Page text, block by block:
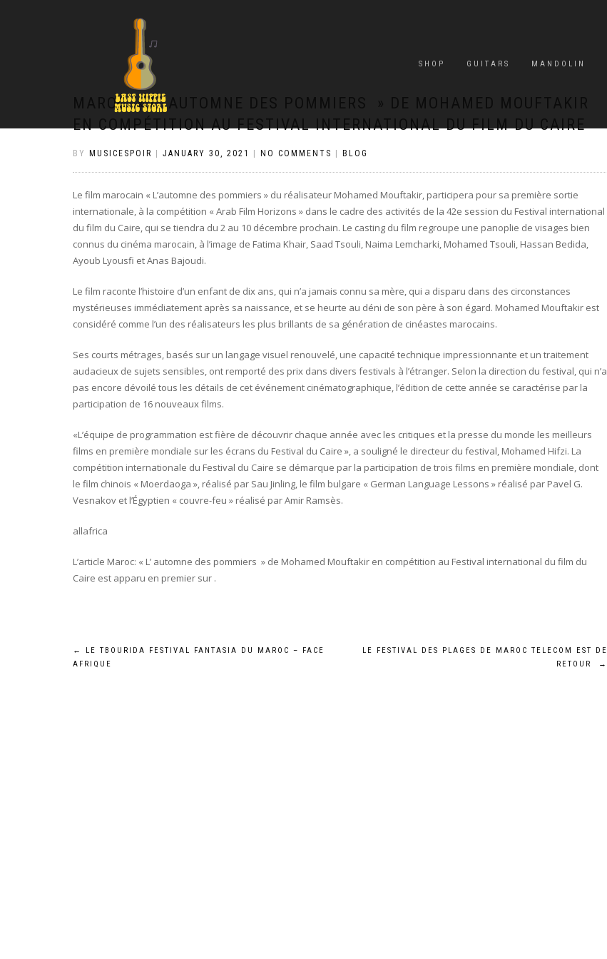
SHOP GUITARS MANDOLIN
MAROC: « L’ AUTOMNE DES POMMIERS » DE MOHAMED MOUFTAKIR
EN COMPÉTITION AU FESTIVAL INTERNATIONAL DU FILM DU CAIRE
BY MUSICESPOIR JANUARY 30, 2021 NO COMMENTS BLOG
Le film marocain « L’automne des pommiers » du réalisateur Mohamed Mouftakir, participera pour sa première sortie
internationale, à la compétition « Arab Film Horizons » dans le cadre des activités de la 42e session du Festival international
du film du Caire, qui se tiendra du 2 au 10 décembre prochain. Le casting du film regroupe une panoplie de visages bien
connus du cinéma marocain, à l’image de Fatima Khair, Saad Tsouli, Naima Lemcharki, Mohamed Tsouli, Hassan Bedida,
Ayoub Lyousfi et Anas Bajoudi.
Le film raconte l’histoire d’un enfant de dix ans, qui n’a jamais connu sa mère, qui a disparu dans des circonstances
mystérieuses immédiatement après sa naissance, et se heurte au déni de son père à son égard. Mohamed Mouftakir est
considéré comme l’un des réalisateurs les plus brillants de sa génération de cinéastes marocains.
Ses courts métrages, basés sur un langage visuel renouvelé, une capacité technique impressionnante et un traitement
audacieux de sujets sensibles, ont remporté des prix dans divers festivals à l’étranger. Selon la direction du festival, qui n’a
pas encore dévoilé tous les détails de cet événement cinématographique, l’édition de cette année se caractérise par la
participation de 16 nouveaux films.
«L’équipe de programmation est fière de découvrir chaque année avec les critiques et la presse du monde les meilleurs
films en première mondiale sur les écrans du Festival du Caire », a souligné le directeur du festival, Mohamed Hifzi. La
compétition internationale du Festival du Caire se démarque par la participation de trois films en première mondiale, dont
le film chinois « Moerdaoga », réalisé par Sau Jinling, le film bulgare « German Language Lessons » réalisé par Pavel G.
Vesnakov et l’Égyptien « couvre-feu » réalisé par Amir Ramsès.
allafrica
L’article Maroc: « L’ automne des pommiers » de Mohamed Mouftakir en compétition au Festival international du film du
Caire est apparu en premier sur .
Post
←
LE TBOURIDA FESTIVAL FANTASIA DU MAROC – FACE
AFRIQUE
LE FESTIVAL DES PLAGES DE MAROC TELECOM EST DE
RETOUR
→